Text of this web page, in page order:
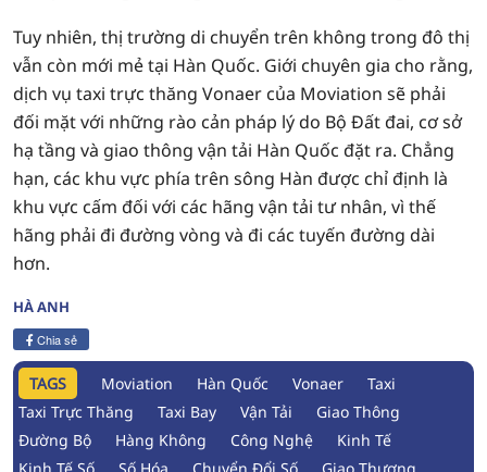
Tuy nhiên, thị trường di chuyển trên không trong đô thị
vẫn còn mới mẻ tại Hàn Quốc. Giới chuyên gia cho rằng,
dịch vụ taxi trực thăng Vonaer của Moviation sẽ phải
đối mặt với những rào cản pháp lý do Bộ Đất đai, cơ sở
hạ tầng và giao thông vận tải Hàn Quốc đặt ra. Chẳng
hạn, các khu vực phía trên sông Hàn được chỉ định là
khu vực cấm đối với các hãng vận tải tư nhân, vì thế
hãng phải đi đường vòng và đi các tuyến đường dài
hơn.
HÀ ANH
Chia sẻ
TAGS Moviation Hàn Quốc Vonaer
Taxi
Taxi Trực Thăng
Taxi Bay Vận Tải
Giao Thông
Đường Bộ
Hàng Không Công Nghệ
Kinh Tế